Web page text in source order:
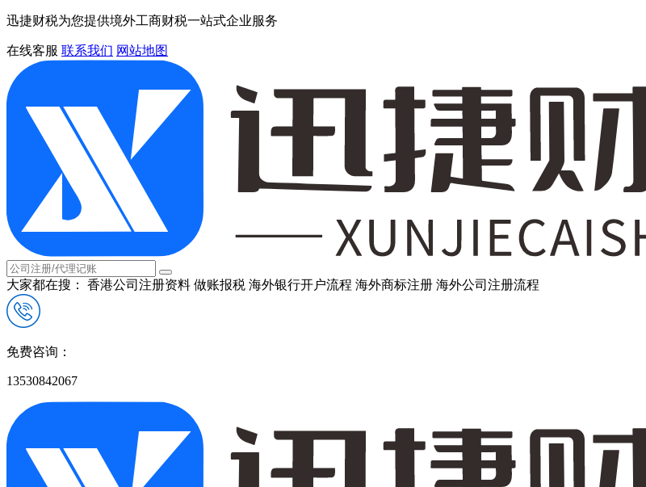
迅捷财税为您提供境外工商财税一站式企业服务
在线客服 联系我们 网站地图
大家都在搜： 香港公司注册资料 做账报税 海外银行开户流程 海外商标注册 海外公司注册流程
免费咨询：
13530842067